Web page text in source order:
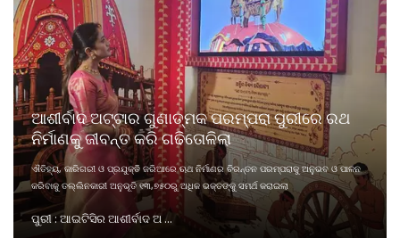
ଆଶୀର୍ବାଦ ଅଟ୍ଟାର ଗୁଣାତ୍ମକ ପରମ୍ପରା ପୁରୀରେ ରଥ
ନିର୍ମାଣକୁ ଜୀବନ୍ତ କରି ଗଢିତୋଳିଲା
ଐତିହ୍ୟ, କାରିଗରୀ ଓ ପ୍ରଯୁକ୍ତି ଜରିଆରେ ଋଥ ନିର୍ମାଣର ଚିରନ୍ତନ ପରମ୍ପରାକୁ ଅନୁଭବ ଓ ପାଳନ
କରିବାକୁ ତଲ୍ଲିନକାରୀ ଅନୁଭୂତି ୧୩,୭୫୦ରୁ ଅଧିକ ଭକ୍ତଙ୍କୁ ସମର୍ଥ କରାଇଲା
ପୁରୀ : ଆଇଟିସିର ଆଶୀର୍ବାଦ ଅ ...